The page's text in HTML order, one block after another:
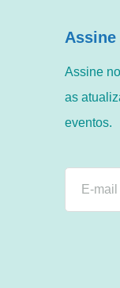
Assine
as
eventos.